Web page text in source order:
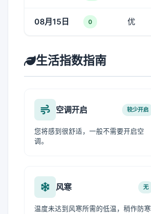
08月15日 0 优
生活指数指南
空调开启 较少开启
您将感到很舒适，一般不需要开启空
调。
风寒 无
温度未达到风寒所需的低温，稍作防寒